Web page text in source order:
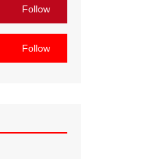
Follow
Follow